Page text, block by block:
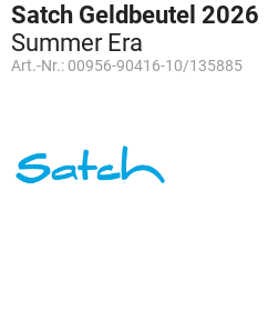
Satch Geldbeutel 2026
Summer Era
Art.-Nr.: 00956-90416-10/135885